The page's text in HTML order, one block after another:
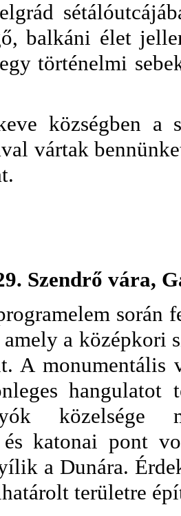
balkáni élet
történelmi
községben a
vártak
Szendrő vára,
során
a középkori
A monumentális
hangulatot
közelsége
és katonai pont
a Dunára.
területre